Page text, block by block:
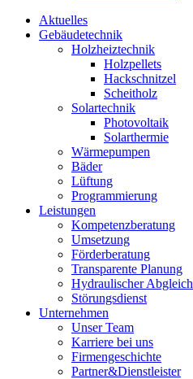
Aktuelles
Gebäudetechnik
Holzheiztechnik
Holzpellets
Hackschnitzel
Scheitholz
Solartechnik
Photovoltaik
Solarthermie
Wärmepumpen
Bäder
Lüftung
Programmierung
Leistungen
Kompetenzberatung
Umsetzung
Förderberatung
Transparente Planung
Hydraulischer Abgleich
Störungsdienst
Unternehmen
Unser Team
Karriere bei uns
Firmengeschichte
Partner&Dienstleister